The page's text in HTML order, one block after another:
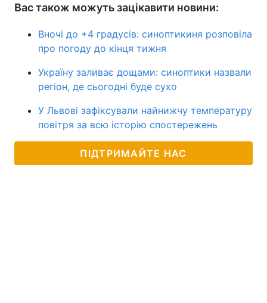
Вас також можуть зацікавити новини:
Вночі до +4 градусів: синоптикиня розповіла
про погоду до кінця тижня
Україну заливає дощами: синоптики назвали
регіон, де сьогодні буде сухо
У Львові зафіксували найнижчу температуру
повітря за всю історію спостережень
ПІДТРИМАЙТЕ НАС